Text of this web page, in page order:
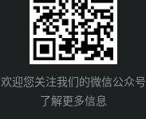
欢迎您关注我们的微信公众号
了解更多信息